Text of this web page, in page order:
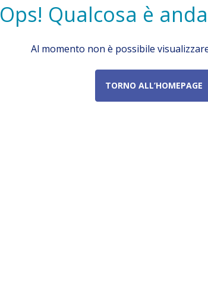
Ops! Qualcosa è
Al momento non è possibile
TORNO ALL’HOMEPAGE